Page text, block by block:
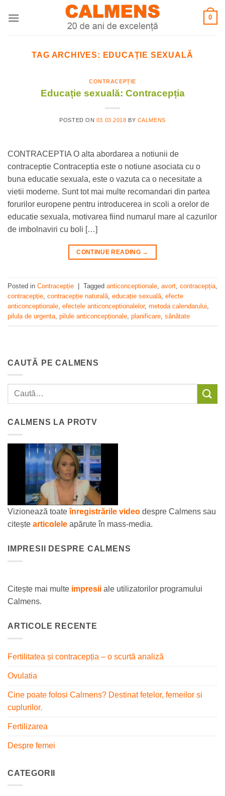
0
TAG ARCHIVES: EDUCAȚIE SEXUALĂ
CONTRACEPȚIE
Educație sexuală: Contracepția
POSTED ON 03.03.2018 BY CALMENS
CONTRACEPTIA O alta abordarea a notiunii de
contraceptie Contraceptia este o notiune asociata cu o
buna educatie sexuala, este o vazuta ca o necesitate a
vietii moderne. Sunt tot mai multe recomandari din partea
forurilor europene pentru introducerea in scoli a orelor de
educatie sexuala, motivarea fiind numarul mare al cazurilor
de imbolnaviri cu boli […]
CONTINUE READING →
Posted in Contracepție Tagged anticonceptionale avort contracepția
contracepție contracepție naturală educație sexuală efecte
anticonceptionale efectele anticonceptionalelor, metoda calendarului
pilula de urgenta pilule anticoncepționale planificare sănătate
CAUTĂ PE CALMENS
CALMENS LA PROTV
Vizionează toateînregistrările video despre Calmens sau
citește articolele apărute în mass-media.
IMPRESII DESPRE CALMENS
Citește mai multe impresii ale utilizatorilor programului
Calmens.
ARTICOLE RECENTE
Fertilitatea și contracepția – o scurtă analiză
Ovulatia
Cine poate folosi Calmens? Destinat fetelor, femeilor si
cuplurilor.
Fertilizarea
Despre femei
CATEGORII